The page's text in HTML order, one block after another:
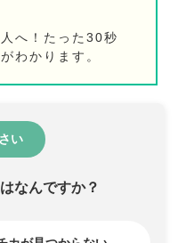
へ！たった30秒
わかります。